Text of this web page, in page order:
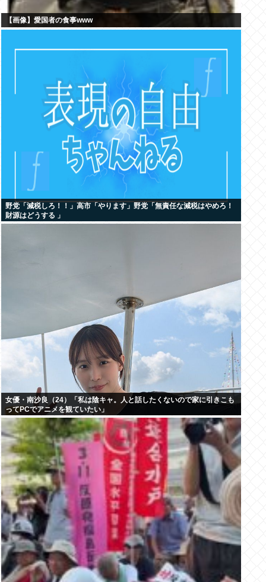
【画像】愛国者の食事www
野党「減税しろ！！」高市「やります」野党「無責任な減税はやめろ！
財源はどうする 」
女優・南沙良（24）「私は陰キャ。人と話したくないので家に引きこも
ってPCでアニメを観ていたい」